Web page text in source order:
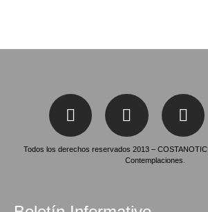
Todos los derechos reservados 2013 –
Contemplaciones.